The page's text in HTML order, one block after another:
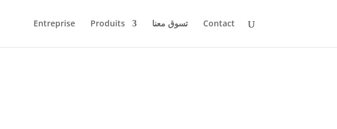
Entreprise Produits تسوق معنا Contact